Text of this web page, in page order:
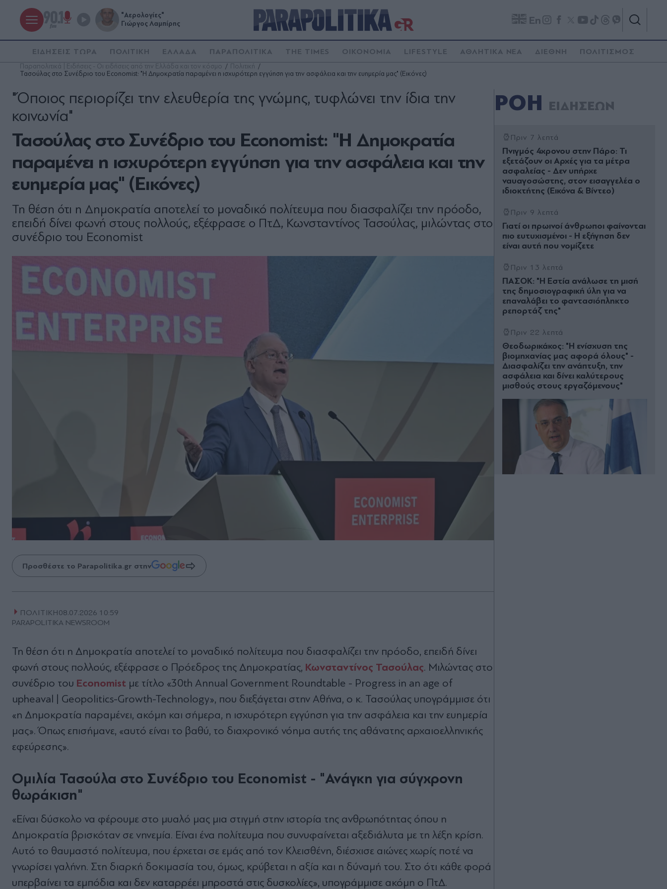
"Αερολογίες"
Γιώργος Λαμπίρης
En
ΕΙΔΗΣΕΙΣ ΤΩΡΑ ΠΟΛΙΤΙΚΗ ΕΛΛΑΔΑ ΠΑΡΑΠΟΛΙΤΙΚΑ THE TIMES ΟΙΚΟΝΟΜΙΑ LIFESTYLE ΑΘΛΗΤΙΚΑ ΝΕΑ ΔΙΕΘΝΗ ΠΟΛΙΤΙΣΜΟΣ
Παραπολιτικά | Ειδήσεις - Οι ειδήσεις από την Ελλάδα και τον κόσμο
Πολιτική
Τασούλας στο Συνέδριο του Economist: "Η Δημοκρατία παραμένει η ισχυρότερη εγγύηση για την ασφάλεια και την ευημερία μας" (Εικόνες)
Τασούλας στο Συνέδριο του Economist: "Η Δημοκρατία
παραμένει η ισχυρότερη εγγύηση για την ασφάλεια και την
ευημερία μας" (Εικόνες)
"Όποιος περιορίζει την ελευθερία της γνώμης, τυφλώνει την ίδια την
κοινωνία"
Τη θέση ότι η Δημοκρατία αποτελεί το μοναδικό πολίτευμα που διασφαλίζει την πρόοδο,
επειδή δίνει φωνή στους πολλούς, εξέφρασε ο ΠτΔ, Κωνσταντίνος Τασούλας, μιλώντας στο
συνέδριο του Economist
Προσθέστε το Parapolitika.gr στην
ΠΟΛΙΤΙΚΗ08.07.2026 10:59
PARAPOLITIKA NEWSROOM
Τη θέση ότι η Δημοκρατία αποτελεί το μοναδικό πολίτευμα που διασφαλίζει την πρόοδο, επειδή δίνει
φωνή στους πολλούς, εξέφρασε ο Πρόεδρος της Δημοκρατίας, Κωνσταντίνος Τασούλας. Μιλώντας στο
συνέδριο του Economist με τίτλο «30th Annual Government Roundtable - Progress in an age of
upheaval | Geopolitics-Growth-Technology», που διεξάγεται στην Αθήνα, ο κ. Τασούλας υπογράμμισε ότι
«η Δημοκρατία παραμένει, ακόμη και σήμερα, η ισχυρότερη εγγύηση για την ασφάλεια και την ευημερία
μας». Όπως επισήμανε, «αυτό είναι το βαθύ, το διαχρονικό νόημα αυτής της αθάνατης αρχαιοελληνικής
εφεύρεσης».
Ομιλία Τασούλα στο Συνέδριο του Economist - "Ανάγκη για σύγχρονη
θωράκιση"
«Είναι δύσκολο να φέρουμε στο μυαλό μας μια στιγμή στην ιστορία της ανθρωπότητας όπου η
Δημοκρατία βρισκόταν σε νηνεμία. Είναι ένα πολίτευμα που συνυφαίνεται αξεδιάλυτα με τη λέξη κρίση.
Αυτό το θαυμαστό πολίτευμα, που έρχεται σε εμάς από τον Κλεισθένη, διέσχισε αιώνες χωρίς ποτέ να
γνωρίσει γαλήνη. Στη διαρκή δοκιμασία του, όμως, κρύβεται η αξία και η δύναμή του. Στο ότι κάθε φορά
υπερβαίνει τα εμπόδια και δεν καταρρέει μπροστά στις δυσκολίες», υπογράμμισε ακόμη ο ΠτΔ.
ΡΟΗ ΕΙΔΗΣΕΩΝ
Πριν 7 λεπτά
Πνιγμός 4χρονου στην Πάρο: Τι
εξετάζουν οι Αρχές για τα μέτρα
ασφαλείας - Δεν υπήρχε
ναυαγοσώστης, στον εισαγγελέα ο
ιδιοκτήτης (Εικόνα & Βίντεο)
Πριν 9 λεπτά
Γιατί οι πρωινοί άνθρωποι φαίνονται
πιο ευτυχισμένοι - Η εξήγηση δεν
είναι αυτή που νομίζετε
Πριν 13 λεπτά
ΠΑΣΟΚ: "Η Εστία ανάλωσε τη μισή
της δημοσιογραφική ύλη για να
επαναλάβει το φαντασιόπληκτο
ρεπορτάζ της"
Πριν 22 λεπτά
Θεοδωρικάκος: "Η ενίσχυση της
βιομηχανίας μας αφορά όλους" -
Διασφαλίζει την ανάπτυξη, την
ασφάλεια και δίνει καλύτερους
μισθούς στους εργαζόμενους"